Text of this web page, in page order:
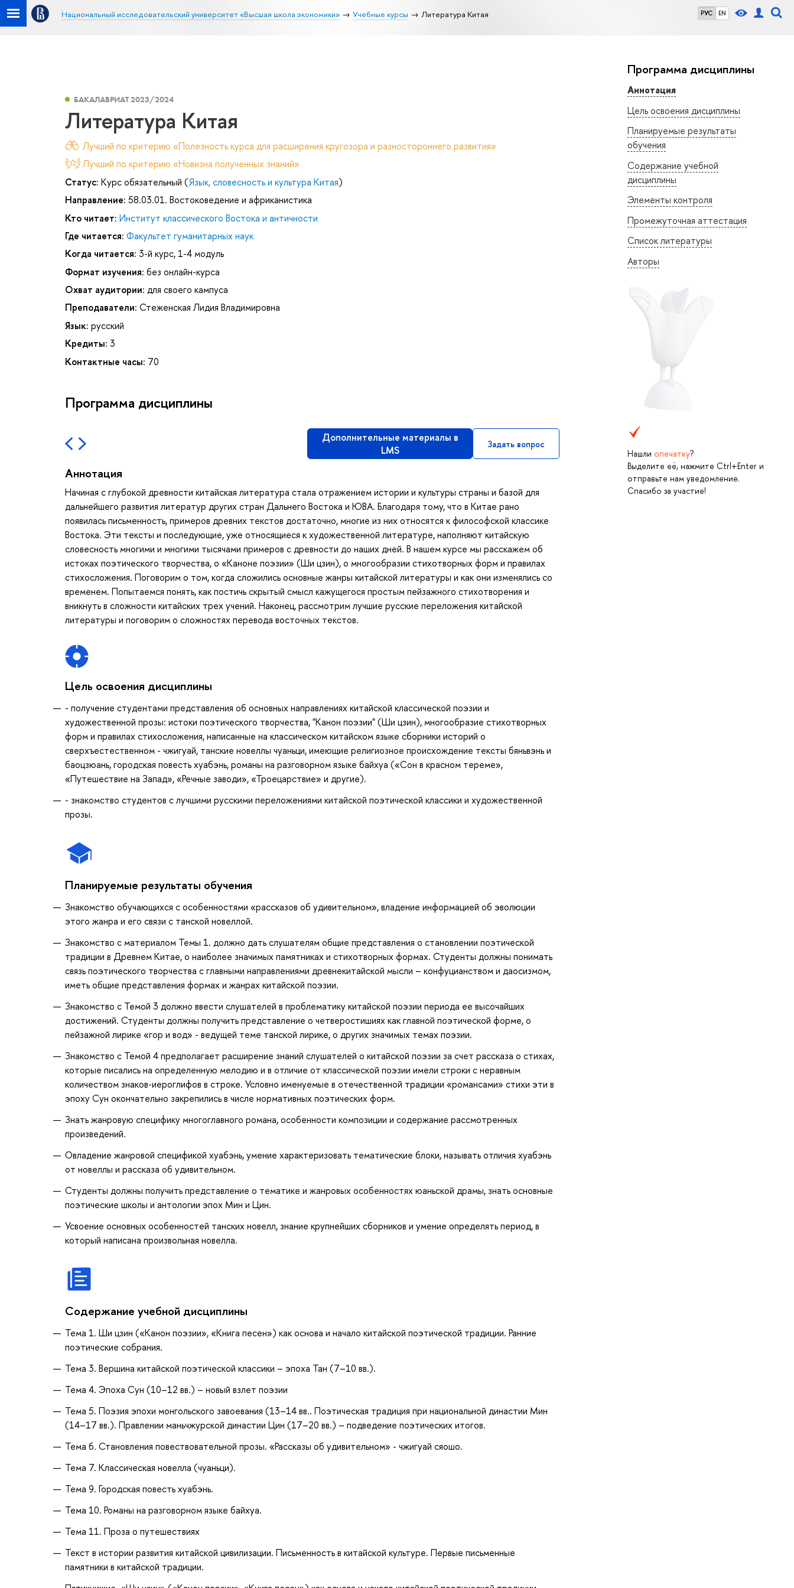
РУС EN
Национальный исследовательский университет «Высшая школа экономики» Учебные курсы Литература Китая
Программа дисциплины
Аннотация
Цель освоения дисциплины
Планируемые результаты
обучения
Содержание учебной
дисциплины
Элементы контроля
Промежуточная аттестация
Список литературы
Авторы
Нашли опечатку?
Выделите её, нажмите Ctrl+Enter и
отправьте нам уведомление.
Спасибо за участие!
БАКАЛАВРИАТ 2023/2024
Литература Китая
Лучший по критерию «Полезность курса для расширения кругозора и разностороннего развития»
Лучший по критерию «Новизна полученных знаний»
Статус: Курс обязательный (Язык, словесность и культура Китая)
Направление: 58.03.01. Востоковедение и африканистика
Кто читает: Институт классического Востока и античности
Где читается: Факультет гуманитарных наук
Когда читается: 3-й курс, 1-4 модуль
Формат изучения: без онлайн-курса
Охват аудитории: для своего кампуса
Преподаватели: Стеженская Лидия Владимировна
Язык: русский
Кредиты: 3
Контактные часы: 70
Программа дисциплины
Дополнительные материалы в
LMS
Задать вопрос
Аннотация
Начиная с глубокой древности китайская литература стала отражением истории и культуры страны и базой для
дальнейшего развития литератур других стран Дальнего Востока и ЮВА. Благодаря тому, что в Китае рано
появилась письменность, примеров древних текстов достаточно, многие из них относятся к философской классике
Востока. Эти тексты и последующие, уже относящиеся к художественной литературе, наполняют китайскую
словесность многими и многими тысячами примеров с древности до наших дней. В нашем курсе мы расскажем об
истоках поэтического творчества, о «Каноне поэзии» (Ши цзин), о многообразии стихотворных форм и правилах
стихосложения. Поговорим о том, когда сложились основные жанры китайской литературы и как они изменялись со
временем. Попытаемся понять, как постичь скрытый смысл кажущегося простым пейзажного стихотворения и
вникнуть в сложности китайских трех учений. Наконец, рассмотрим лучшие русские переложения китайской
литературы и поговорим о сложностях перевода восточных текстов.
Цель освоения дисциплины
- получение студентами представления об основных направлениях китайской классической поэзии и
художественной прозы: истоки поэтического творчества, "Канон поэзии" (Ши цзин), многообразие стихотворных
форм и правилах стихосложения, написанные на классическом китайском языке сборники историй о
сверхъестественном - чжигуай, танские новеллы чуаньци, имеющие религиозное происхождение тексты бяньвэнь и
баоцзюань, городская повесть хуабэнь, романы на разговорном языке байхуа («Сон в красном тереме»,
«Путешествие на Запад», «Речные заводи», «Троецарствие» и другие).
- знакомство студентов с лучшими русскими переложениями китайской поэтической классики и художественной
прозы.
Планируемые результаты обучения
Знакомство обучающихся с особенностями «рассказов об удивительном», владение информацией об эволюции
этого жанра и его связи с танской новеллой.
Знакомство с материалом Темы 1. должно дать слушателям общие представления о становлении поэтической
традиции в Древнем Китае, о наиболее значимых памятниках и стихотворных формах. Студенты должны понимать
связь поэтического творчества с главными направлениями древнекитайской мысли – конфуцианством и даосизмом,
иметь общие представления формах и жанрах китайской поэзии.
Знакомство с Темой 3 должно ввести слушателей в проблематику китайской поэзии периода ее высочайших
достижений. Студенты должны получить представление о четверостишиях как главной поэтической форме, о
пейзажной лирике «гор и вод» - ведущей теме танской лирике, о других значимых темах поэзии.
Знакомство с Темой 4 предполагает расширение знаний слушателей о китайской поэзии за счет рассказа о стихах,
которые писались на определенную мелодию и в отличие от классической поэзии имели строки с неравным
количеством знаков-иероглифов в строке. Условно именуемые в отечественной традиции «романсами» стихи эти в
эпоху Сун окончательно закрепились в числе нормативных поэтических форм.
Знать жанровую специфику многоглавного романа, особенности композиции и содержание рассмотренных
произведений.
Овладение жанровой спецификой хуабэнь, умение характеризовать тематические блоки, называть отличия хуабэнь
от новеллы и рассказа об удивительном.
Студенты должны получить представление о тематике и жанровых особенностях юаньской драмы, знать основные
поэтические школы и антологии эпох Мин и Цин.
Усвоение основных особенностей танских новелл, знание крупнейших сборников и умение определять период, в
который написана произвольная новелла.
Содержание учебной дисциплины
Тема 1. Ши цзин («Канон поэзии», «Книга песен») как основа и начало китайской поэтической традиции. Ранние
поэтические собрания.
Тема 3. Вершина китайской поэтической классики – эпоха Тан (7–10 вв.).
Тема 4. Эпоха Сун (10–12 вв.) – новый взлет поэзии
Тема 5. Поэзия эпохи монгольского завоевания (13–14 вв.. Поэтическая традиция при национальной династии Мин
(14–17 вв.). Правлении маньчжурской династии Цин (17–20 вв.) – подведение поэтических итогов.
Тема 6. Становления повествовательной прозы. «Рассказы об удивительном» - чжигуай сяошо.
Тема 7. Классическая новелла (чуаньци).
Тема 9. Городская повесть хуабэнь.
Тема 10. Романы на разговорном языке байхуа.
Тема 11. Проза о путешествиях
Текст в истории развития китайской цивилизации. Письменность в китайской культуре. Первые письменные
памятники в китайской традиции.